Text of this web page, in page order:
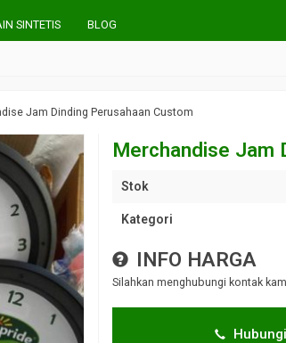
SINTETIS BLOG
, Sejak 2008 .
Jam Dinding Perusahaan Custom
Merchandise Jam
Stok
Kategori
INFO HARGA
Silahkan menghubungi kontak